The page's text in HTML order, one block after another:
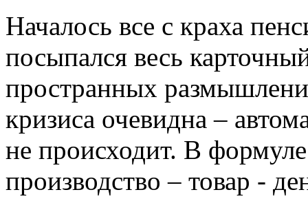
Началось все с краха
посыпался весь
пространных
кризиса очевидна –
не происходит. В
производство – товар -